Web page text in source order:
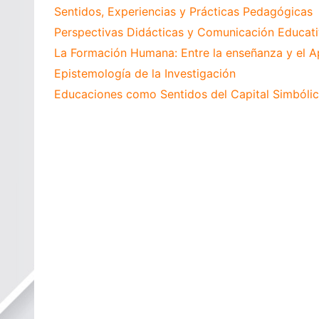
Sentidos, Experiencias y Prácticas Pedagógicas
Perspectivas Didácticas y Comunicación
La Formación Humana: Entre la enseñanza y el
Epistemología de la Investigación
Educaciones como Sentidos del Capital